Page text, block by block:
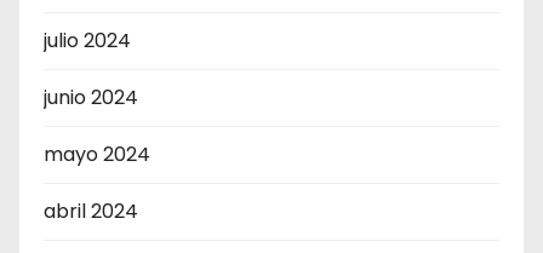
julio 2024
junio 2024
mayo 2024
abril 2024